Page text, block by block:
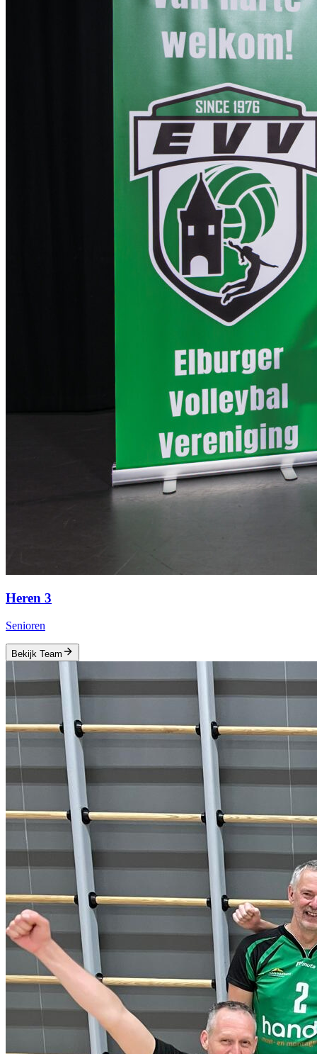
Heren 3
Senioren
Bekijk Team